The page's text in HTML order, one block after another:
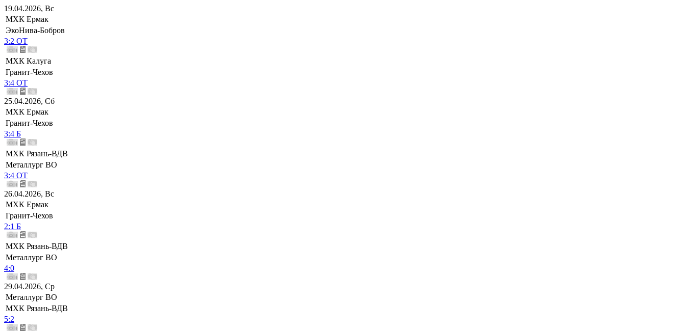
19.04.2026, Вс
МХК Ермак
ЭкоНива-Бобров
3:2 ОТ
МХК Калуга
Гранит-Чехов
3:4 ОТ
25.04.2026, Сб
МХК Ермак
Гранит-Чехов
3:4 Б
МХК Рязань-ВДВ
Металлург ВО
3:4 ОТ
26.04.2026, Вс
МХК Ермак
Гранит-Чехов
2:1 Б
МХК Рязань-ВДВ
Металлург ВО
4:0
29.04.2026, Ср
Металлург ВО
МХК Рязань-ВДВ
5:2